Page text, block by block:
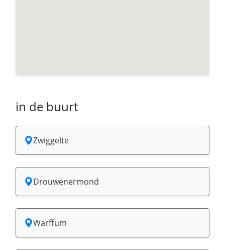
in de buurt
Zwiggelte
Drouwenermond
Warffum